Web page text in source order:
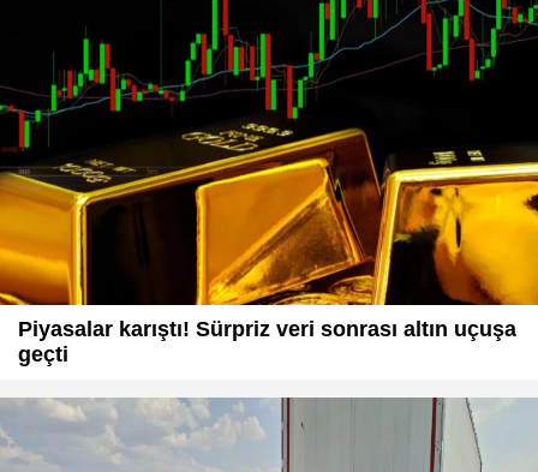
Piyasalar karıştı! Sürpriz veri sonrası altın uçuşa
geçti